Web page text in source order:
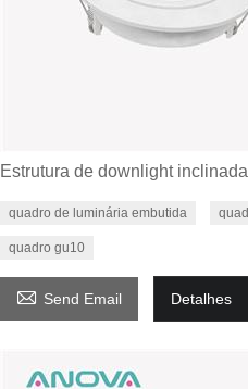
Estrutura de downlight
quadro de luminária embutida
quadro gu10
 Send Email Detalhes